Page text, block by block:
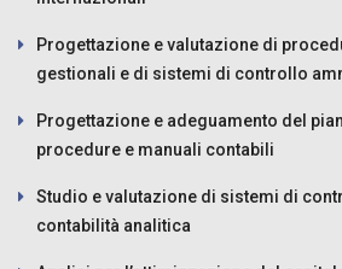
Progettazione e valutazione di
gestionali e di sistemi di controllo
Progettazione e adeguamento del
procedure e manuali contabili
Studio e valutazione di sistemi di
contabilità analitica